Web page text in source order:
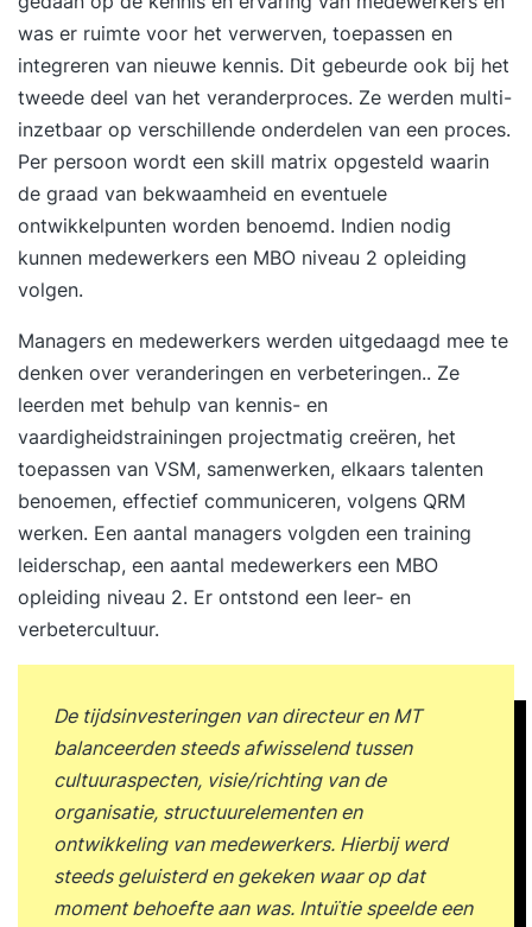
was er ruimte voor het verwerven, toepassen en
integreren van nieuwe kennis. Dit gebeurde ook bij het
tweede deel van het veranderproces. Ze werden multi-
inzetbaar op verschillende onderdelen van een proces.
Per persoon wordt een skill matrix opgesteld waarin
de graad van bekwaamheid en eventuele
ontwikkelpunten worden benoemd. Indien nodig
kunnen medewerkers een MBO niveau 2 opleiding
volgen.
Managers en medewerkers werden uitgedaagd mee te
denken over veranderingen en verbeteringen.. Ze
leerden met behulp van kennis- en
vaardigheidstrainingen projectmatig creëren, het
toepassen van VSM, samenwerken, elkaars talenten
benoemen, effectief communiceren, volgens QRM
werken. Een aantal managers volgden een training
leiderschap, een aantal medewerkers een MBO
opleiding niveau 2. Er ontstond een leer- en
verbetercultuur.
De tijdsinvesteringen van directeur en MT
balanceerden steeds afwisselend tussen
cultuuraspecten, visie/richting van de
organisatie, structuurelementen en
ontwikkeling van medewerkers. Hierbij werd
steeds geluisterd en gekeken waar op dat
moment behoefte aan was. Intuïtie speelde een